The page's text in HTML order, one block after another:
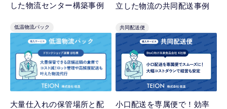
した物流センター構築事例
低温物流パック
立した物流の共同配送事例
共同配送便
大量仕入れの保管場所と配
小口配送を専属便で！効率